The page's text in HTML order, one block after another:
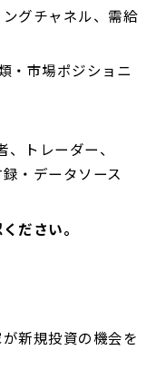
グチャネル、需給
・市場ポジショニ
トレーダー、
・データソース
ださい。
新規投資の機会を